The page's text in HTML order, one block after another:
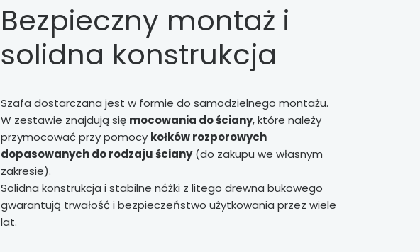
Bezpieczny montaż i
solidna konstrukcja
Szafa dostarczana jest w formie do samodzielnego montażu.
W zestawie znajdują się mocowania do ściany, które należy
przymocować przy pomocy kołków rozporowych
dopasowanych do rodzaju ściany(do zakupu we własnym
zakresie).
Solidna konstrukcja i stabilne nóżki z litego drewna bukowego
gwarantują trwałość i bezpieczeństwo użytkowania przez wiele
lat.